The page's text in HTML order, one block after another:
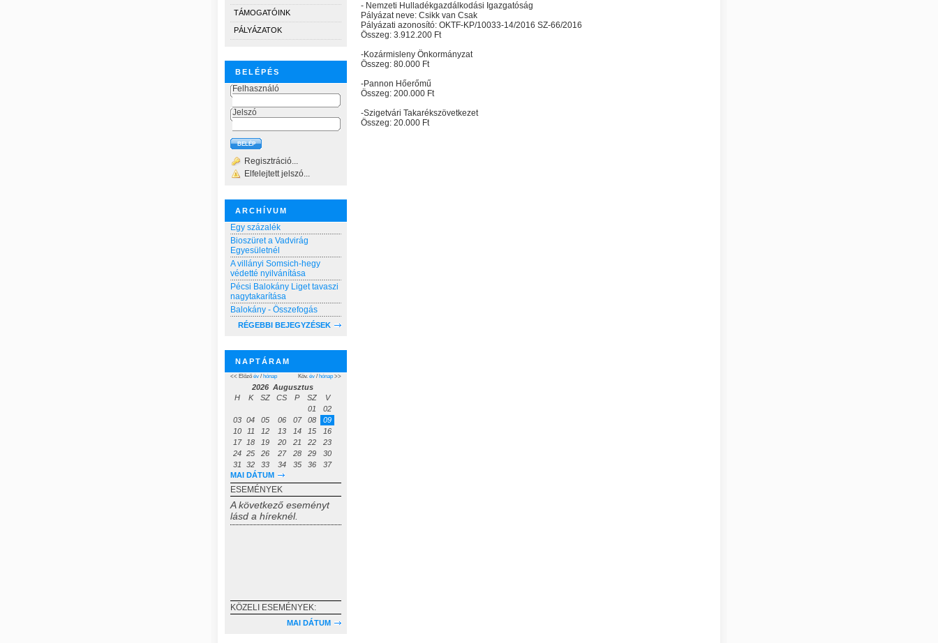
TÁMOGATÓINK
PÁLYÁZATOK
BELÉPÉS
Felhasználó
Jelszó
Regisztráció...
Elfelejtett jelszó...
ARCHÍVUM
Egy százalék
Bioszüret a Vadvirág
Egyesületnél
A villányi Somsich-hegy
védetté nyilvánítása
Pécsi Balokány Liget tavaszi
nagytakarítása
Balokány - Összefogás
RÉGEBBI BEJEGYZÉSEK
NAPTÁRAM
<< Előző év / hónap Köv. év / hónap >>
2026 Augusztus
H
K SZ CS P SZ
V
01
02
03 04 05 06 07 08
09
10
11 12 13 14 15
16
17
18 19 20 21 22
23
24 25 26 27 28 29
30
31
32 33 34 35 36
37
MAI DÁTUM
ESEMÉNYEK
A következő eseményt
lásd a híreknél.
KÖZELI ESEMÉNYEK:
MAI DÁTUM
- Nemzeti Hulladékgazdálkodási Igazgatóság
Pályázat neve: Csikk van Csak
Pályázati azonosító: OKTF-KP/10033-14/2016 SZ-66/2016
Összeg: 3.912.200 Ft
-Kozármisleny Önkormányzat
Összeg: 80.000 Ft
-Pannon Hőerőmű
Összeg: 200.000 Ft
-Szigetvári Takarékszövetkezet
Összeg: 20.000 Ft